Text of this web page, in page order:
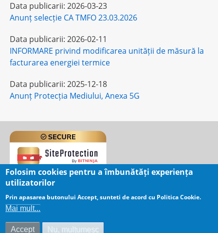
Data publicarii: 2026-03-23
Anunț selecție CA TMFO 23.03.2026
Data publicarii: 2026-02-11
INFORMARE privind modificarea unității de măsură la
facturarea energiei termice
Data publicarii: 2025-12-18
Anunț Protecția Mediului, Anexa 5G
User
menu
Log in
Date distributie energie electrica
Folosim cookies pentru a îmbunătăți experiența
utilizatorilor
Prin apasarea butonului Accept, sunteti de acord cu Politica Cookie.
Mai mult...
Accept Nu, mulțumesc